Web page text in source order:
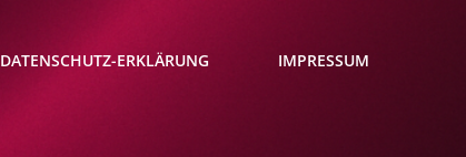
DATENSCHUTZ-ERKLÄRUNG IMPRESSUM